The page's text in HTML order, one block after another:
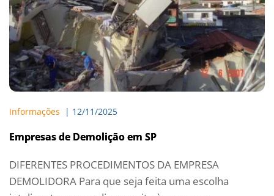
Informações
  |
12/11/2025
Empresas de Demolição em SP
DIFERENTES PROCEDIMENTOS DA EMPRESA
DEMOLIDORA Para que seja feita uma escolha